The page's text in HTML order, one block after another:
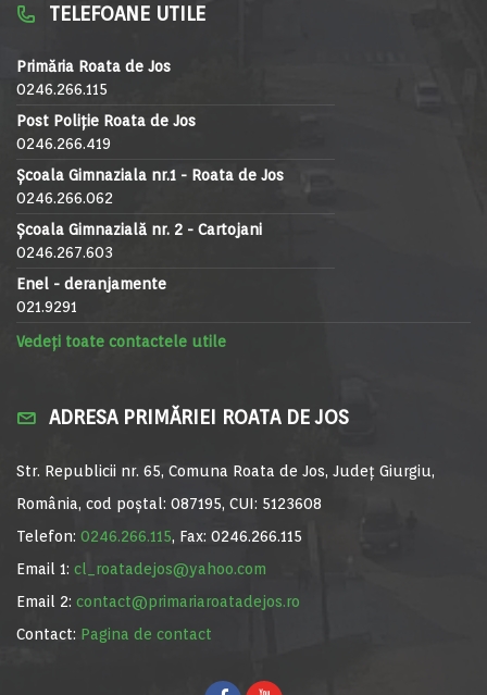
TELEFOANE UTILE
Primăria Roata de Jos
0246.266.115
Post Poliție Roata de Jos
0246.266.419
Școala Gimnaziala nr.1 - Roata de Jos
0246.266.062
Școala Gimnazială nr. 2 - Cartojani
0246.267.603
Enel - deranjamente
021.9291
Vedeți toate contactele utile
ADRESA PRIMĂRIEI ROATA DE JOS
Str. Republicii nr. 65, Comuna Roata de Jos, Județ Giurgiu,
România, cod poștal: 087195, CUI: 5123608
Telefon: 0246.266.115, Fax: 0246.266.115
Email 1: cl_roatadejos@yahoo.com
Email 2: contact@primariaroatadejos.ro
Contact: Pagina de contact